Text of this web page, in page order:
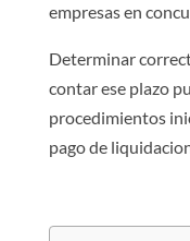
empresas en
Determinar
contar ese plazo
procedimientos
pago de